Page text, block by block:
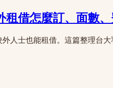
借怎麼訂、面數、
人士也能租借。這篇整理台